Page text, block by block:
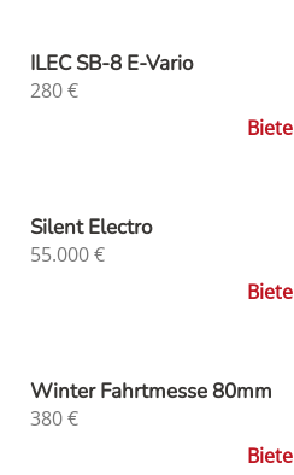
ILEC SB-8 E-Vario
280€
Biete
Silent Electro
55.000€
Biete
Winter Fahrtmesse 80mm
380€
Biete